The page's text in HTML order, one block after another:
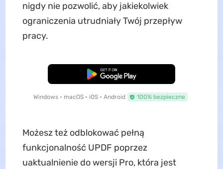
nigdy nie pozwolić, aby jakiekolwiek
ograniczenia utrudniały Twój przepływ
pracy.
Pobierz za darmo
Windows • macOS • iOS • Android 100% bezpieczne
Możesz też odblokować pełną
funkcjonalność UPDF poprzez
uaktualnienie do wersji Pro, która jest